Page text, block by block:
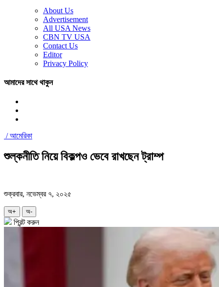
About Us
Advertisement
All USA News
CBN TV USA
Contact Us
Editor
Privacy Policy
আমাদের সাথে থাকুন
/আমেরিকা
শুল্কনীতি নিয়ে বিকল্পও ভেবে রাখছেন ট্রাম্প
শুক্রবার, নভেম্বর ৭, ২০২৫
অ+ অ-
প্রিন্ট করুন